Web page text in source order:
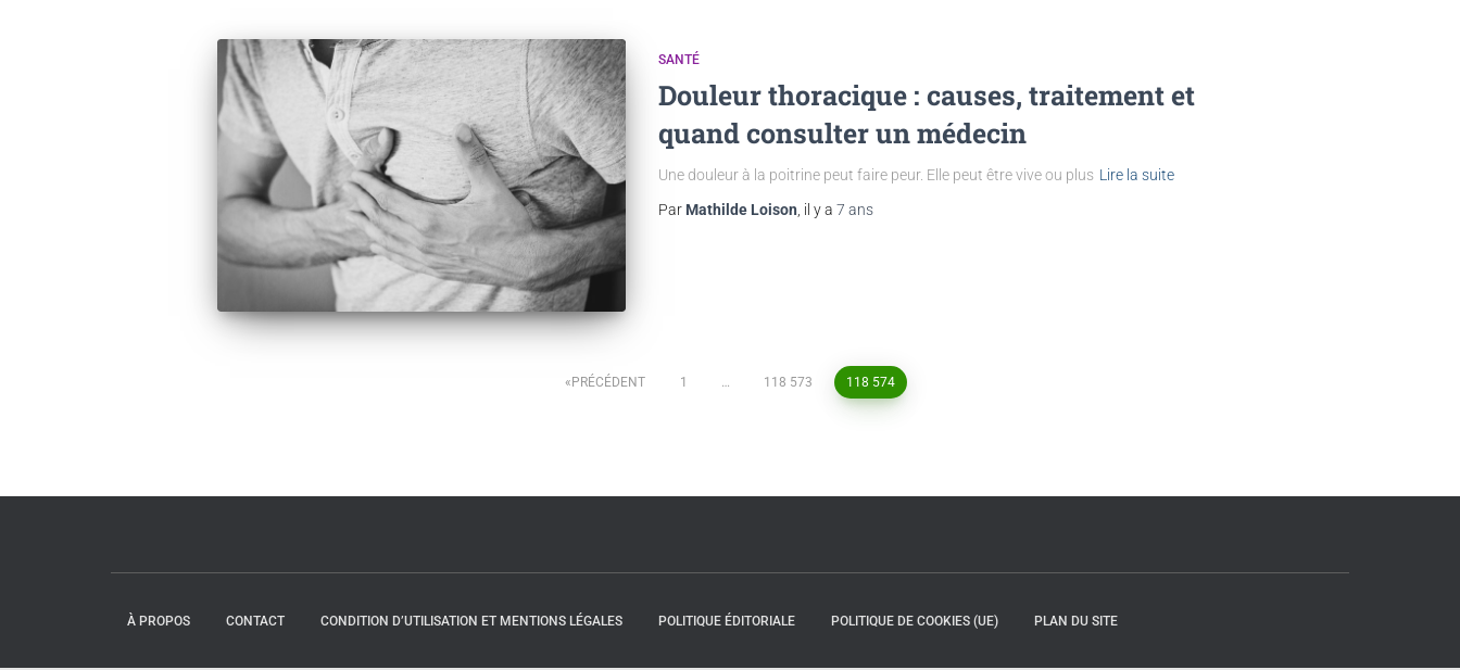
SANTÉ
Douleur thoracique : causes, traitement et
quand consulter un médecin
Une douleur à la poitrine peut faire peur. Elle peut être vive ou plus Lire la suite
Par Mathilde Loison , il y a 7 ans
PRÉCÉDENT 1 … 118 573 118 574
À PROPOS CONTACT CONDITION D’UTILISATION ET MENTIONS LÉGALES POLITIQUE ÉDITORIALE POLITIQUE DE COOKIES (UE) PLAN DU SITE